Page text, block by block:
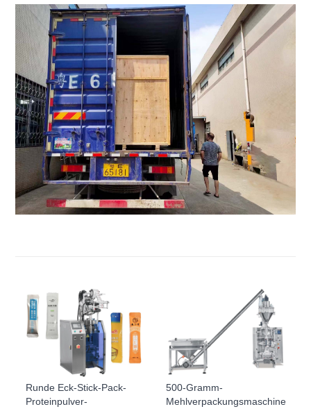
Runde Eck-Stick-Pack-
Proteinpulver-
500-Gramm-
Mehlverpackungsmaschine